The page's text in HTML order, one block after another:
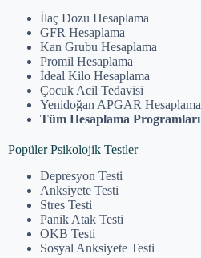
İlaç Dozu Hesaplama
GFR Hesaplama
Kan Grubu Hesaplama
Promil Hesaplama
İdeal Kilo Hesaplama
Çocuk Acil Tedavisi
Yenidoğan APGAR Hesaplama
Tüm Hesaplama Programları
Popüler Psikolojik Testler
Depresyon Testi
Anksiyete Testi
Stres Testi
Panik Atak Testi
OKB Testi
Sosyal Anksiyete Testi